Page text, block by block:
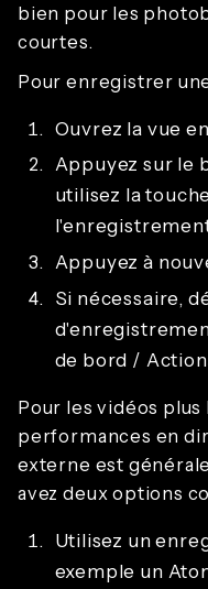
bien pour les
courtes.
Pour enregistrer
Ouvrez la vue
Appuyez sur le
utilisez la
Appuyez à
Si nécessaire,
de bord /
Pour les vidéos
performances en
externe est
avez deux options
Utilisez un
exemple un